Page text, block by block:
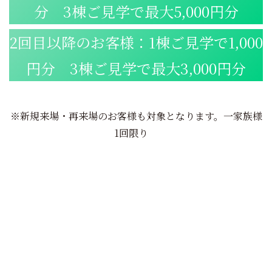
分 3棟ご見学で最大5,000円分
2回目以降のお客様：1棟ご見学で1,000
円分 3棟ご見学で最大3,000円分
※新規来場・再来場のお客様も対象となります。一家族様
1回限り